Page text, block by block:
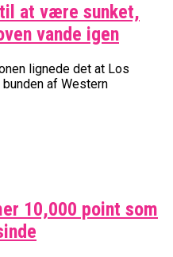
at være sunket,
vande igen
lignede det at Los
af Western
10,000 point som